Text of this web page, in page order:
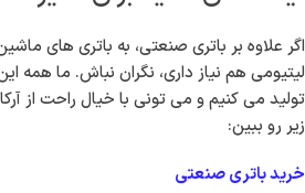
یکی از بزرگ‌ترین مزیت های خرید باتری صنعتی
آرژانتین، سرعت ارسال و پشتیبانی حرفه ای
هست،
نیاز داشته باشی، تیم نصاب های ما می تونن
نصب کنن و مطمئن بشن که دستگاه هات به
لینک های مفید برای سایر